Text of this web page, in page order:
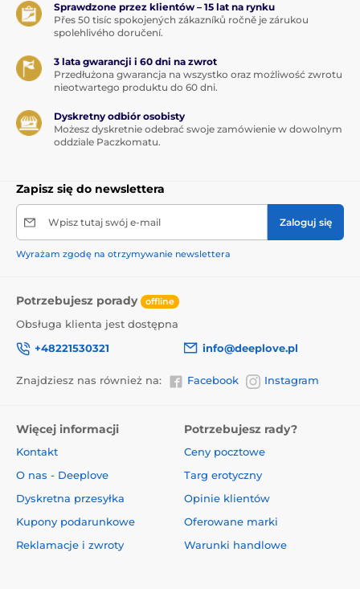
Sprawdzone przez klientów – 15 lat na rynku
Přes 50 tisíc spokojených zákazníků ročně je zárukou
spolehlivého doručení.
3 lata gwarancji i 60 dni na zwrot
Przedłużona gwarancja na wszystko oraz możliwość zwrotu
nieotwartego produktu do 60 dni.
Dyskretny odbiór osobisty
Możesz dyskretnie odebrać swoje zamówienie w dowolnym
oddziale Paczkomatu.
Zapisz się do newslettera
Wpisz tutaj swój e-mail Zaloguj się
Wyrażam zgodę na otrzymywanie newslettera
Potrzebujesz porady offline
Obsługa klienta jest dostępna
+48221530321
info@deeplove.pl
Znajdziesz nas również na: Facebook Instagram
Więcej informacji
Kontakt
O nas - Deeplove
Dyskretna przesyłka
Kupony podarunkowe
Reklamacje i zwroty
Potrzebujesz rady?
Ceny pocztowe
Targ erotyczny
Opinie klientów
Oferowane marki
Warunki handlowe